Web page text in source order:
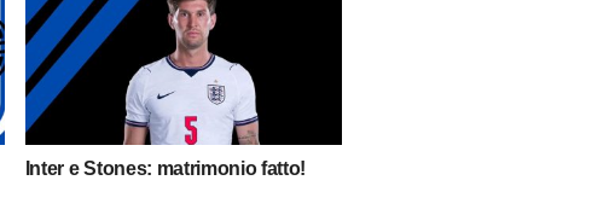
Inter e Stones: matrimonio fatto!